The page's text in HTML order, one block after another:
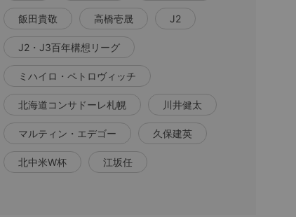
飯田貴敬 高橋壱晟 J2
J2・J3百年構想リーグ
ミハイロ・ペトロヴィッチ
北海道コンサドーレ札幌 川井健太
マルティン・エデゴー 久保建英
北中米W杯 江坂任